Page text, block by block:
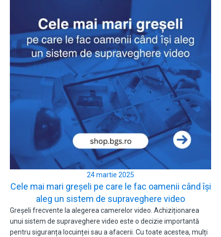
24 martie 2025
Cele mai mari greșeli pe care le fac oamenii când își
aleg un sistem de supraveghere video
Greșeli frecvente la alegerea camerelor video. Achiziționarea
unui sistem de supraveghere video este o decizie importantă
pentru siguranța locuinței sau a afacerii. Cu toate acestea, mulți